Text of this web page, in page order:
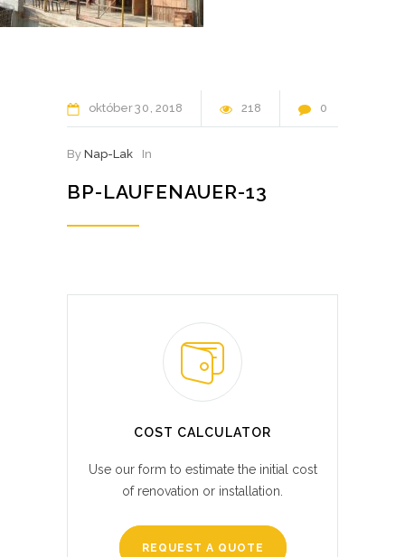
október30 2018 218 0
By Nap-Lak In
BP-LAUFENAUER-13
COST CALCULATOR
Use our form to estimate the initial cost
of renovation or installation.
REQUEST A QUOTE